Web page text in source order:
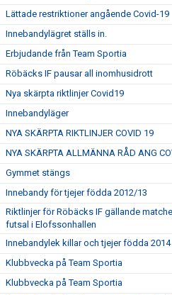
Lättade restriktioner angående Covid-19
Innebandylägret ställs in.
Erbjudande från Team Sportia
Röbäcks IF pausar all inomhusidrott
Nya skärpta riktlinjer Covid19
Innebandyläger
NYA SKÄRPTA RIKTLINJER COVID 19
NYA SKÄRPTA ALLMÄNNA RÅD ANG
Gymmet stängs
Innebandy för tjejer födda 2012/13
Riktlinjer för Röbäcks IF gällande
futsal i Elofssonhallen
Innebandylek killar och tjejer födda 2014
Klubbvecka på Team Sportia
Klubbvecka på Team Sportia